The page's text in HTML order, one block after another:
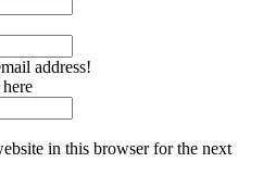
address!
in this browser for the next